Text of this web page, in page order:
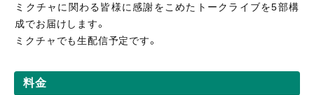
ミクチャに関わる皆様に感謝をこめたトークライブを5部構
成でお届けします。
ミクチャでも生配信予定です。
料金